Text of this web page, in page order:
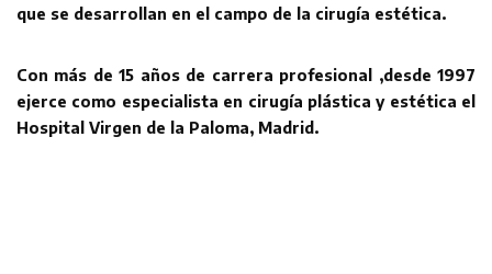
que se desarrollan en el campo de la cirugía estética.
Con más de 15 años de carrera profesional ,desde 1997
ejerce como especialista en cirugía plástica y estética el
Hospital Virgen de la Paloma, Madrid.